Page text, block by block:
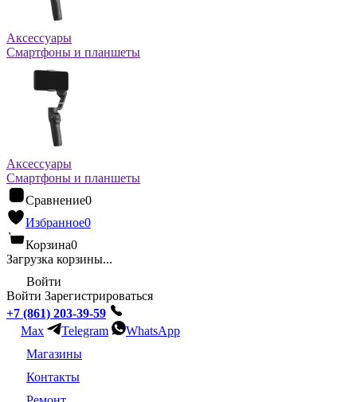
Аксессуары
Смартфоны и планшеты
Аксессуары
Смартфоны и планшеты
Сравнение0
Избранное0
Корзина0
Загрузка корзины...
Войти
Войти Зарегистрироваться
+7 (861) 203-39-59
Max
Telegram
WhatsApp
Магазины
Контакты